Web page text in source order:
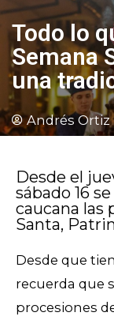
Todo lo
Semana
una
Andrés Ortiz
Desde el
sábado 16
caucana las
Santa,
Desde que
recuerda que
procesiones